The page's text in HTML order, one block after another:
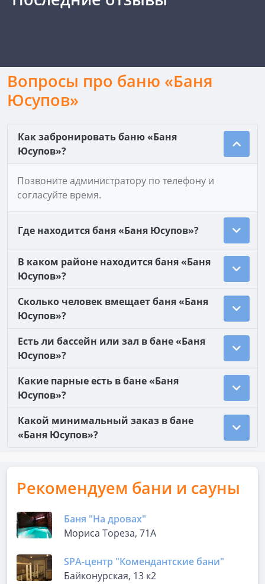
Вопросы про баню «Баня
Юсупов»
Как забронировать баню «Баня
Юсупов»?
Позвоните администратору по телефону и
согласуйте время.
Где находится баня «Баня Юсупов»?
В каком районе находится баня «Баня
Юсупов»?
Сколько человек вмещает баня «Баня
Юсупов»?
Есть ли бассейн или зал в бане «Баня
Юсупов»?
Какие парные есть в бане «Баня
Юсупов»?
Какой минимальный заказ в бане
«Баня Юсупов»?
Рекомендуем бани и сауны
Баня "На дровах"
Мориса Тореза, 71А
SPA-центр "Комендантские бани"
Байконурская, 13 к2